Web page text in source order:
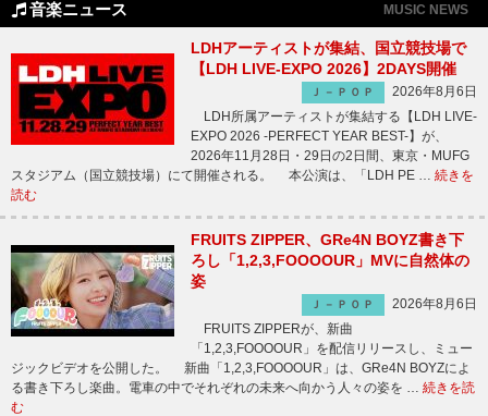
音楽ニュース MUSIC NEWS
LDHアーティストが集結、国立競技場で
【LDH LIVE-EXPO 2026】2DAYS開催
Ｊ－ＰＯＰ
2026年8月6日
LDH所属アーティストが集結する【LDH LIVE-
EXPO 2026 -PERFECT YEAR BEST-】が、
2026年11月28日・29日の2日間、東京・MUFG
スタジアム（国立競技場）にて開催される。 本公演は、「LDH PE … 続きを
読む
FRUITS ZIPPER、GRe4N BOYZ書き下
ろし「1,2,3,FOOOOUR」MVに自然体の
姿
Ｊ－ＰＯＰ
2026年8月6日
FRUITS ZIPPERが、新曲
「1,2,3,FOOOOUR」を配信リリースし、ミュー
ジックビデオを公開した。 新曲「1,2,3,FOOOOUR」は、GRe4N BOYZによ
る書き下ろし楽曲。電車の中でそれぞれの未来へ向かう人々の姿を … 続きを読
む